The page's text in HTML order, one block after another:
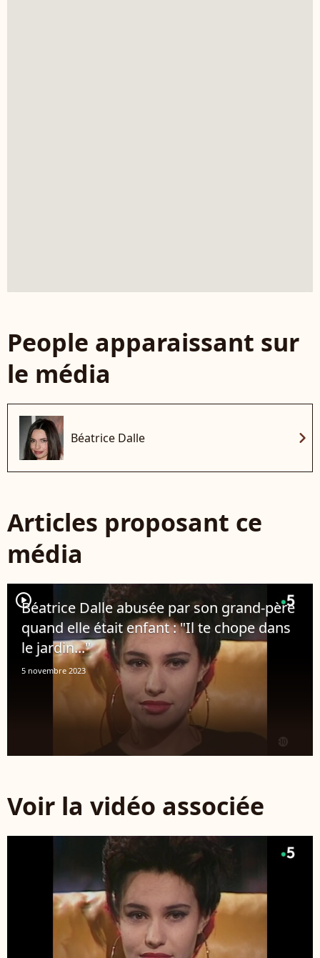
People apparaissant sur
le média
Béatrice Dalle chevron_right
Articles proposant ce
média
player2
Béatrice Dalle abusée par son grand-père
quand elle était enfant : "Il te chope dans
le jardin..."
5 novembre 2023
Voir la vidéo associée